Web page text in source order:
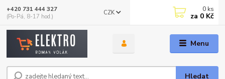
Menu
CZK
Hledat
+420 731 444 327
(Po-Pá, 8-17 hod.)
0 ks
za 0 Kč